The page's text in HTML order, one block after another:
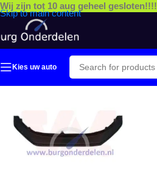
Skip to main content
Wij zijn tot 10 aug geheel gesloten!!!!
Kies uw auto